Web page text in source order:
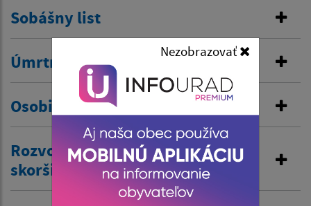
Sobášny list
Úmrtný list
Osobitná matrika
Rozvod manželstva a prijatie
skoršieho priezviska
Nezobrazovať